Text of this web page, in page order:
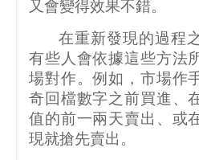
又會變得效果不錯。
在重新發現的過程
有些人會依據這些方法
場對作。例如，市場作
奇回檔數字之前買進、
值的前一兩天賣出、或
現就搶先賣出。